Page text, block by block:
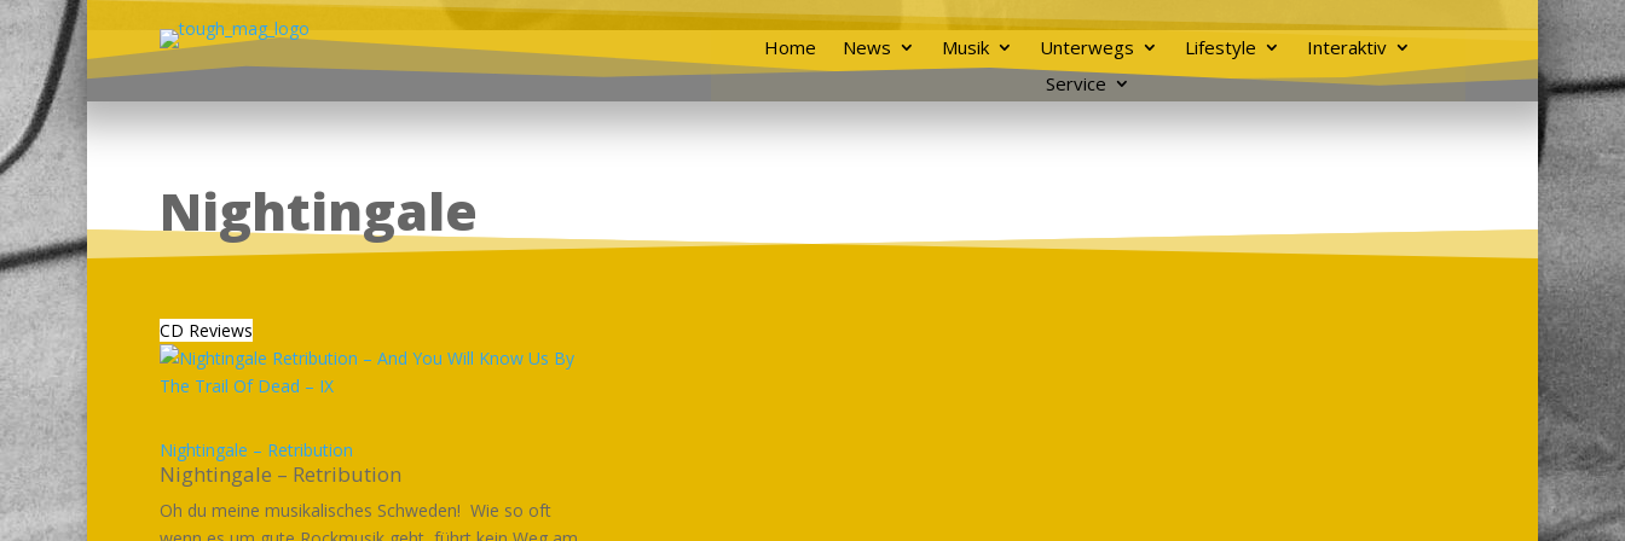
Home News Musik Unterwegs Lifestyle
Interaktiv
Service
Nightingale
CD Reviews
Nightingale – Retribution
Nightingale – Retribution
Oh du meine musikalisches Schweden! Wie so oft